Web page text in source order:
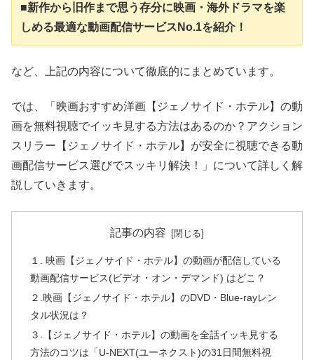
■新作から旧作まで思う存分に映画・海外ドラマを楽
しめる最適な動画配信サービスNo.1を紹介！
など、上記の内容について徹底的にまとめています。
では、「映画おすすめ洋画【ジェノサイド・ホテル】の動
画を無料視聴でイッキ見する方法はあるのか？アクション
スリラー【ジェノサイド・ホテル】が安全に視聴できる動
画配信サービス選びでスッキリ解決！」について詳しく解
説していきます。
記事の内容
１. 映画【ジェノサイド・ホテル】の動画が配信している
動画配信サービス(ビデオ・オン・デマンド) はどこ？
２.映画【ジェノサイド・ホテル】のDVD・Blue-rayレン
タル状況は？
３.【ジェノサイド・ホテル】の動画を全話イッキ見する
方法のコツは「U-NEXT(ユーネクスト)の31日間無料視